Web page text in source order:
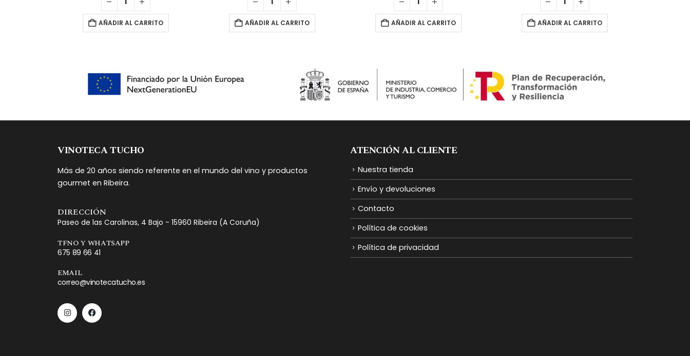
AÑADIR AL CARRITO AÑADIR AL CARRITO AÑADIR AL CARRITO AÑADIR AL CARRITO
VINOTECA TUCHO
Más de 20 años siendo referente en el mundo del vino y productos
gourmet en Ribeira.
DIRECCIÓN
Paseo de las Carolinas, 4 Bajo - 15960 Ribeira (A Coruña)
TFNO Y WHATSAPP
675 89 66 41
EMAIL
correo@vinotecatucho.es
ATENCIÓN AL CLIENTE
Nuestra tienda
Envío y devoluciones
Contacto
Política de cookies
Política de privacidad